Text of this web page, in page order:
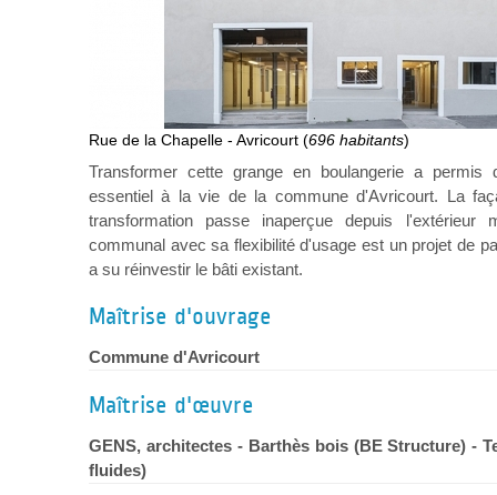
Rue de la Chapelle - Avricourt (696 habitants)
Transformer cette grange en boulangerie a permis
essentiel à la vie de la commune d'Avricourt. La
transformation passe inaperçue depuis l'extérieur
communal avec sa flexibilité d'usage est un projet de
a su réinvestir le bâti existant.
Maîtrise d'ouvrage
Commune d'Avricourt
Maîtrise d'œuvre
GENS, architectes - Barthès bois (BE Structure) -
fluides)